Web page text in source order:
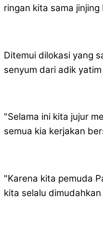
ringan kita sama
Ditemui dilokasi yang
senyum dari adik
"Selama ini kita jujur
semua kia kerjakan
"Karena kita pemuda
kita selalu